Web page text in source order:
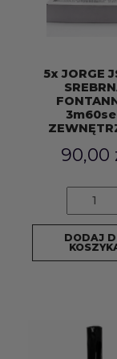
5x JORGE
90,00
ilość
JORGE
JS069
DODAJ